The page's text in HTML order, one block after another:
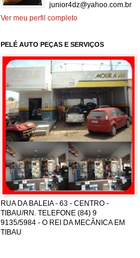
junior4dz@yahoo.com.br
Ver meu perfil completo
PELÉ AUTO PEÇAS E SERVIÇOS
RUA DA BALEIA - 63 - CENTRO -
TIBAU/RN. TELEFONE (84) 9
9135/5984 - O REI DA MECÂNICA EM
TIBAU